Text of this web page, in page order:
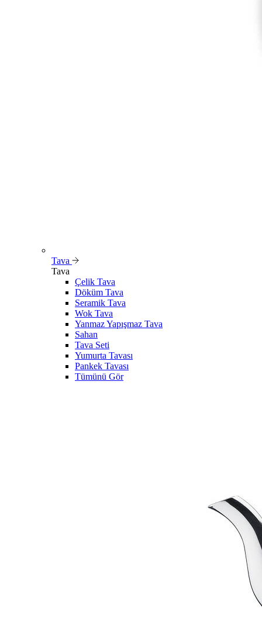
Tava
Tava
Çelik Tava
Döküm Tava
Seramik Tava
Wok Tava
Yanmaz Yapışmaz Tava
Sahan
Tava Seti
Yumurta Tavası
Pankek Tavası
Tümünü Gör